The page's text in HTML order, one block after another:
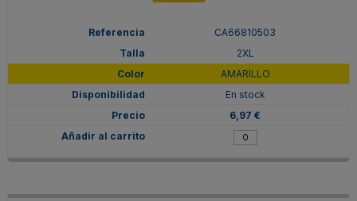
CA66810503
2XL
AMARILLO
En stock
6,97 €